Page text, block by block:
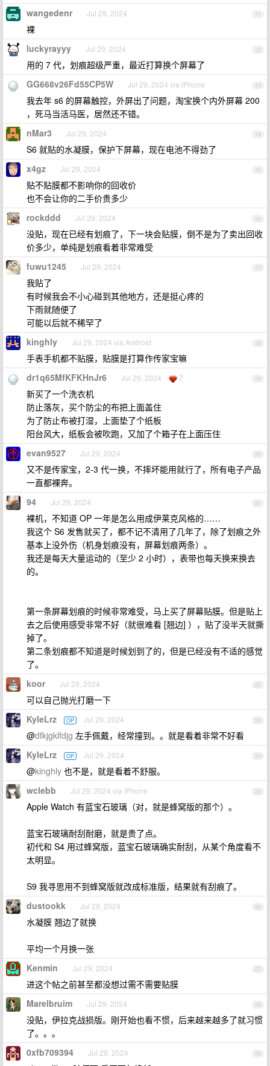
11
wangedenr Jul 29, 2024
裸
12
luckyrayyy Jul 29, 2024
用的 7 代，划痕超级严重，最近打算换个屏幕了
13
GG668v26Fd55CP5W Jul 29, 2024 via iPhone
我去年 s6 的屏幕触控，外屏出了问题，淘宝换个内外屏幕 200
，死马当活马医，居然还不错。
14
nMar3 Jul 29, 2024
S6 就贴的水凝膜，保护下屏幕，现在电池不得劲了
15
x4gz Jul 29, 2024
贴不贴膜都不影响你的回收价
也不会让你的二手价贵多少
16
rockddd Jul 29, 2024
没贴，现在已经有划痕了，下一块会贴膜，倒不是为了卖出回收
价多少，单纯是划痕看着非常难受
17
fuwu1245 Jul 29, 2024
我贴了
有时候我会不小心碰到其他地方，还是挺心疼的
下雨就随便了
可能以后就不稀罕了
18
kinghly Jul 29, 2024 via Android
手表手机都不贴膜，贴膜是打算作传家宝嘛
19
dr1q65MfKFKHnJr6 Jul 29, 2024 7
新买了一个洗衣机
防止落灰，买个防尘的布把上面盖住
为了防止布被打湿，上面垫了个纸板
阳台风大，纸板会被吹跑，又加了个箱子在上面压住
20
evan9527 Jul 29, 2024
又不是传家宝，2-3 代一换，不摔坏能用就行了，所有电子产品
一直都裸奔。
21
94 Jul 29, 2024
裸机，不知道 OP 一年是怎么用成伊莱克风格的……
我这个 S6 发售就买了，都不记不清用了几年了，除了划痕之外
基本上没外伤（机身划痕没有，屏幕划痕两条）。
我还是每天大量运动的（至少 2 小时），表带也每天换来换去
的。
第一条屏幕划痕的时候非常难受，马上买了屏幕贴膜。但是贴上
去之后使用感受非常不好（就很难看 [翘边] ），贴了没半天就撕
掉了。
第二条划痕都不知道是时候划到了的，但是已经没有不适的感觉
了。
22
koor Jul 29, 2024
可以自己抛光打磨一下
23
KyleLrz OP Jul 29, 2024
@dfkjgklfdjg 左手佩戴，经常撞到。。就是看着非常不好看
24
KyleLrz OP Jul 29, 2024
@kinghly 也不是，就是看着不舒服。
25
wclebb Jul 29, 2024 via iPhone
Apple Watch 有蓝宝石玻璃（对，就是蜂窝版的那个）。
蓝宝石玻璃耐刮耐磨，就是贵了点。
初代和 S4 用过蜂窝版，蓝宝石玻璃确实耐刮，从某个角度看不
太明显。
S9 我寻思用不到蜂窝版就改成标准版，结果就有刮痕了。
26
dustookk Jul 29, 2024
水凝膜 翘边了就换
平均一个月换一张
27
Kenmin Jul 29, 2024
进这个帖之前甚至都没想过需不需要贴膜
28
Marelbruim Jul 29, 2024
没贴，伊拉克战损版。刚开始也看不惯，后来越来越多了就习惯
了。。。
29
0xfb709394 Jul 29, 2024